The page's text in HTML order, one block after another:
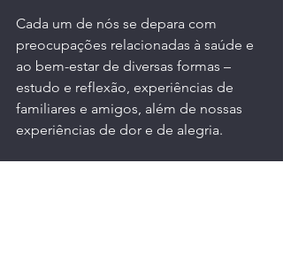
Cada um de nós se depara com
preocupações relacionadas à saúde e
ao bem-estar de diversas formas –
estudo e reflexão, experiências de
familiares e amigos, além de nossas
experiências de dor e de alegria.